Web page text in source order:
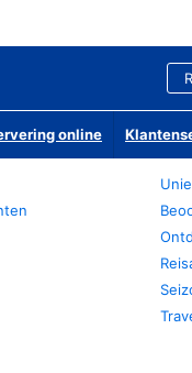
online